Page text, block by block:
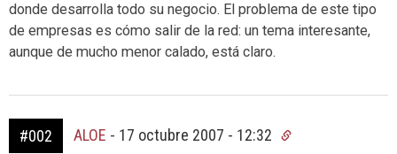
donde desarrolla todo su negocio. El problema de este tipo
de empresas es cómo salir de la red: un tema interesante,
aunque de mucho menor calado, está claro.
#002 ALOE - 17 octubre 2007 - 12:32